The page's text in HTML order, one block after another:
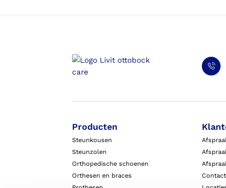
Producten
Steunkousen
Steunzolen
Orthopedische schoenen
Orthesen en braces